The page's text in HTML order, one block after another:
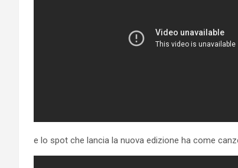
e lo spot che lancia la nuova edizione ha come